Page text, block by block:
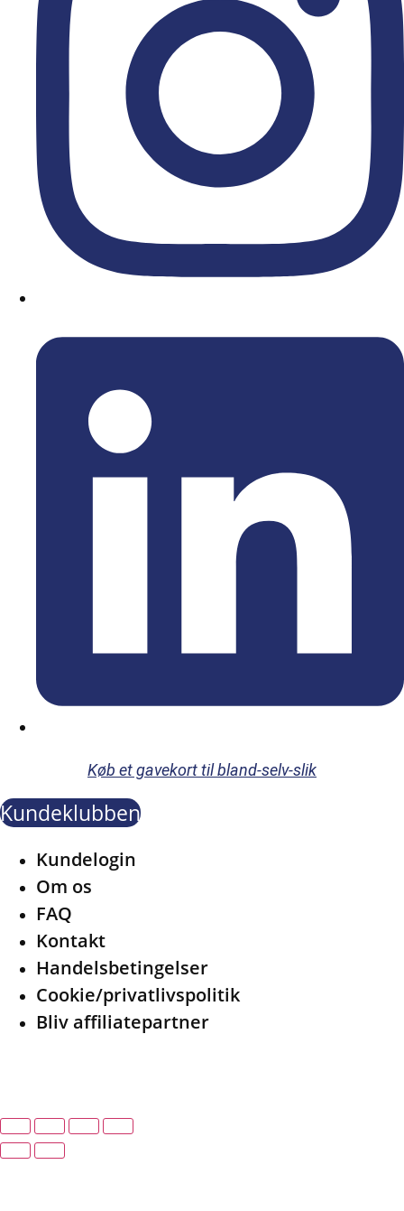
Køb et gavekort til bland-selv-slik
Kundeklubben
MenuKundelogin
Om os
FAQ
Kontakt
Handelsbetingelser
Cookie/privatlivspolitik
Bliv affiliatepartner